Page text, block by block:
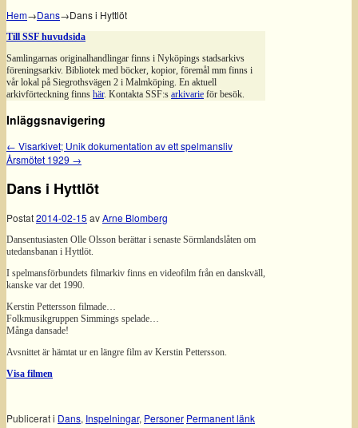
Hem→Dans→Dans i Hyttlöt
Till SSF huvudsida
Samlingarnas originalhandlingar finns i Nyköpings stadsarkivs
föreningsarkiv. Bibliotek med böcker, kopior, föremål mm finns i
vår lokal på Siegrothsvägen 2 i Malmköping. En aktuell
arkivförteckning finns här. Kontakta SSF:s arkivarie för besök.
Inläggsnavigering
← Visarkivet; Unik dokumentation av ett spelmansliv
Årsmötet 1929 →
Dans i Hyttlöt
Postat2014-02-15 avArne Blomberg
Dansentusiasten Olle Olsson berättar i senaste Sörmlandslåten om
utedansbanan i Hyttlöt.
I spelmansförbundets filmarkiv finns en videofilm från en danskväll,
kanske var det 1990.
Kerstin Pettersson filmade…
Folkmusikgruppen Simmings spelade…
Många dansade!
Avsnittet är hämtat ur en längre film av Kerstin Pettersson.
Visa filmen
Publicerat i Dans, Inspelningar, Personer Permanent länk